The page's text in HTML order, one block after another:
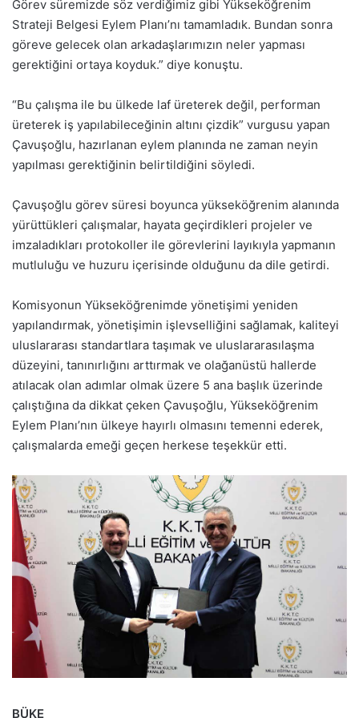
Görev süremizde söz verdiğimiz gibi Yükseköğrenim
Strateji Belgesi Eylem Planı’nı tamamladık. Bundan sonra
göreve gelecek olan arkadaşlarımızın neler yapması
gerektiğini ortaya koyduk.” diye konuştu.
“Bu çalışma ile bu ülkede laf üreterek değil, performan
üreterek iş yapılabileceğinin altını çizdik” vurgusu yapan
Çavuşoğlu, hazırlanan eylem planında ne zaman neyin
yapılması gerektiğinin belirtildiğini söyledi.
Çavuşoğlu görev süresi boyunca yükseköğrenim alanında
yürüttükleri çalışmalar, hayata geçirdikleri projeler ve
imzaladıkları protokoller ile görevlerini layıkıyla yapmanın
mutluluğu ve huzuru içerisinde olduğunu da dile getirdi.
Komisyonun Yükseköğrenimde yönetişimi yeniden
yapılandırmak, yönetişimin işlevselliğini sağlamak, kaliteyi
uluslararası standartlara taşımak ve uluslararasılaşma
düzeyini, tanınırlığını arttırmak ve olağanüstü hallerde
atılacak olan adımlar olmak üzere 5 ana başlık üzerinde
çalıştığına da dikkat çeken Çavuşoğlu, Yükseköğrenim
Eylem Planı’nın ülkeye hayırlı olmasını temenni ederek,
çalışmalarda emeği geçen herkese teşekkür etti.
BÜKE